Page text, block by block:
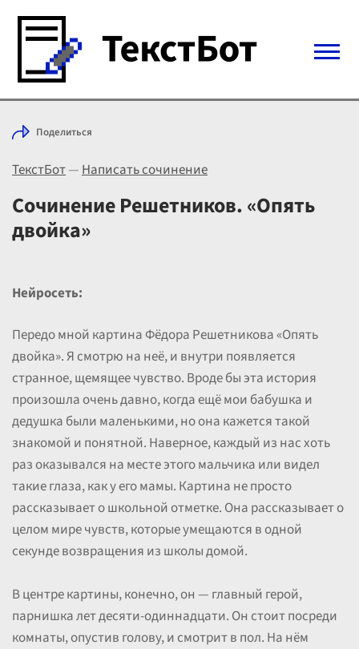
Войти с Telegram
Выбрать режим
Цены
Поделиться
ТекстБот—Написать сочинение
Сочинение Решетников. «Опять
двойка»
Нейросеть:
Передо мной картина Фёдора Решетникова «Опять
двойка». Я смотрю на неё, и внутри появляется
странное, щемящее чувство. Вроде бы эта история
произошла очень давно, когда ещё мои бабушка и
дедушка были маленькими, но она кажется такой
знакомой и понятной. Наверное, каждый из нас хоть
раз оказывался на месте этого мальчика или видел
такие глаза, как у его мамы. Картина не просто
рассказывает о школьной отметке. Она рассказывает о
целом мире чувств, которые умещаются в одной
секунде возвращения из школы домой.
В центре картины, конечно, он — главный герой,
парнишка лет десяти-одиннадцати. Он стоит посреди
комнаты, опустив голову, и смотрит в пол. На нём